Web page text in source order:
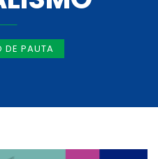
DE PAUTA